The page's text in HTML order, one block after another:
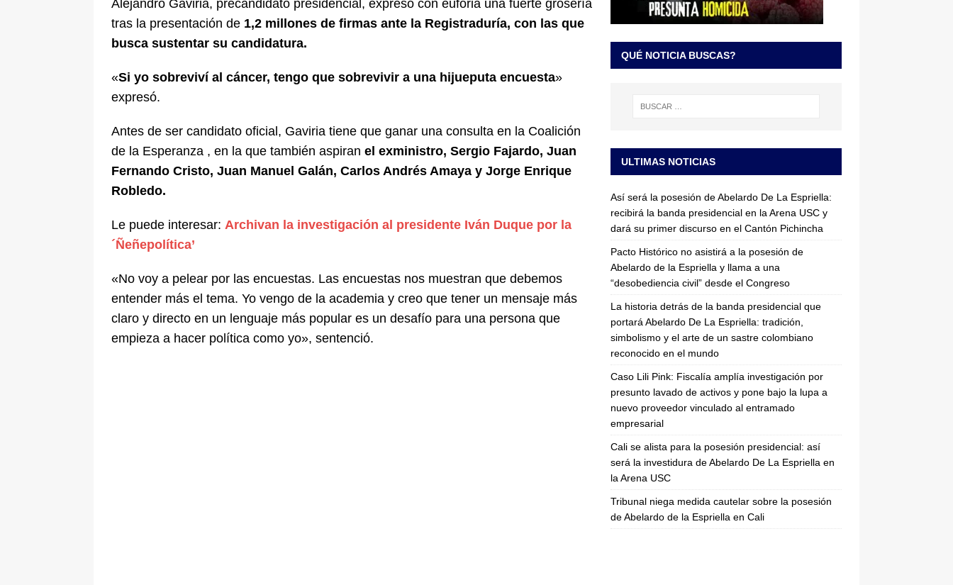
pone bajo la lupa a nuevo proveedor vinculado al entramado empresarial
[ 6 de agosto de 2026 ] Cali se alista para la posesión presidencial: así será la investidura de Abelardo
Alejandro Gaviria, precandidato presidencial, expresó con euforia una fuerte grosería
tras la presentación de 1,2 millones de firmas ante la Registraduría, con las que
busca sustentar su candidatura.
«Si yo sobreviví al cáncer, tengo que sobrevivir a una hijueputa encuesta»
expresó.
Antes de ser candidato oficial, Gaviria tiene que ganar una consulta en la Coalición
de la Esperanza , en la que también aspiran el exministro, Sergio Fajardo, Juan
Fernando Cristo, Juan Manuel Galán, Carlos Andrés Amaya y Jorge Enrique
Robledo.
Le puede interesar: Archivan la investigación al presidente Iván Duque por la
´Ñeñepolítica’
«No voy a pelear por las encuestas. Las encuestas nos muestran que debemos
entender más el tema. Yo vengo de la academia y creo que tener un mensaje más
claro y directo en un lenguaje más popular es un desafío para una persona que
empieza a hacer política como yo», sentenció.
QUÉ NOTICIA BUSCAS?
ULTIMAS NOTICIAS
Así será la posesión de Abelardo De La Espriella:
recibirá la banda presidencial en la Arena USC y
dará su primer discurso en el Cantón Pichincha
Pacto Histórico no asistirá a la posesión de
Abelardo de la Espriella y llama a una
“desobediencia civil” desde el Congreso
La historia detrás de la banda presidencial que
portará Abelardo De La Espriella: tradición,
simbolismo y el arte de un sastre colombiano
reconocido en el mundo
Caso Lili Pink: Fiscalía amplía investigación por
presunto lavado de activos y pone bajo la lupa a
nuevo proveedor vinculado al entramado
empresarial
Cali se alista para la posesión presidencial: así
será la investidura de Abelardo De La Espriella en
la Arena USC
Tribunal niega medida cautelar sobre la posesión
de Abelardo de la Espriella en Cali